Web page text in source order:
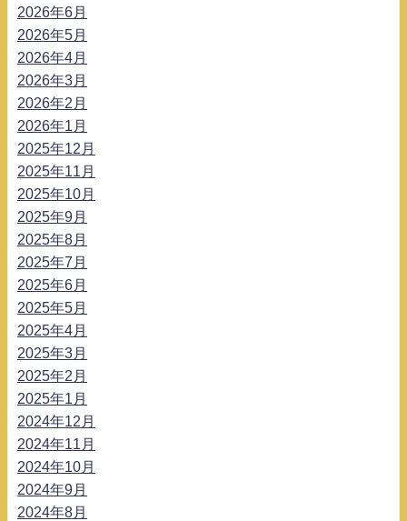
2026年6月
2026年5月
2026年4月
2026年3月
2026年2月
2026年1月
2025年12月
2025年11月
2025年10月
2025年9月
2025年8月
2025年7月
2025年6月
2025年5月
2025年4月
2025年3月
2025年2月
2025年1月
2024年12月
2024年11月
2024年10月
2024年9月
2024年8月